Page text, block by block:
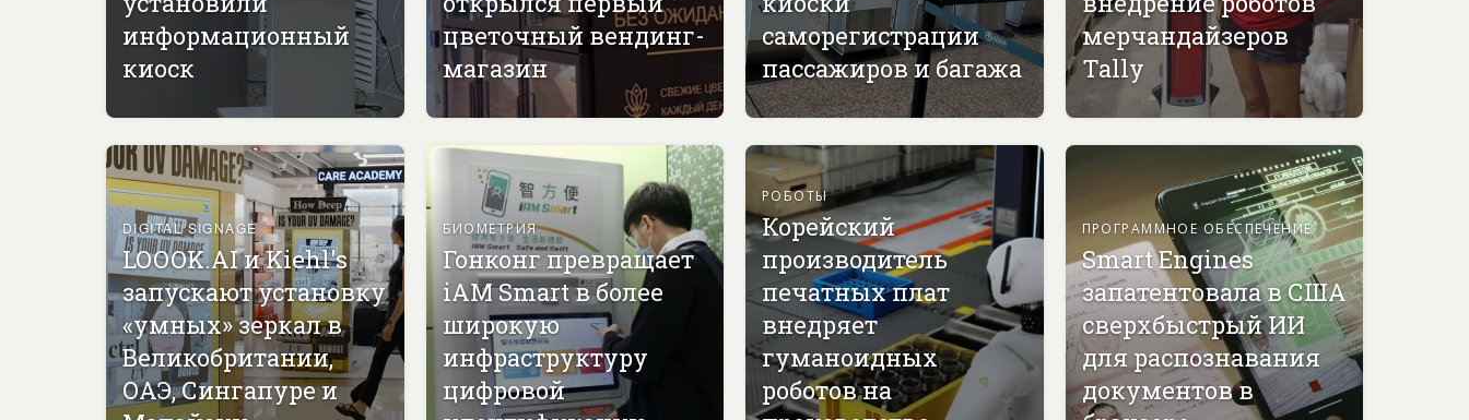
информационный
киоск
цветочный вендинг-
магазин
саморегистрации
пассажиров и багажа
мерчандайзеров
Tally
DIGITAL SIGNAGE
LOOOK.AI и Kiehl's
запускают установку
«умных» зеркал в
Великобритании,
ОАЭ, Сингапуре и
БИОМЕТРИЯ
Гонконг превращает
iAM Smart в более
широкую
инфраструктуру
цифровой
РОБОТЫ
Корейский
производитель
печатных плат
внедряет
гуманоидных
роботов на
ПРОГРАММНОЕ ОБЕСПЕЧЕНИЕ
Smart Engines
запатентовала в США
сверхбыстрый ИИ
для распознавания
документов в